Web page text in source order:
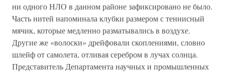
ни одного НЛО в данном районе зафиксировано не было.
Часть нитей напоминала клубки размером с теннисный
мячик, которые медленно разматывались в воздухе.
Другие же «волоски» дрейфовали скоплениями, словно
шлейф от самолета, отливая серебром в лучах солнца.
Представитель Департамента научных и промышленных